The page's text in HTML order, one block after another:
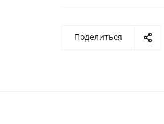
Поделиться